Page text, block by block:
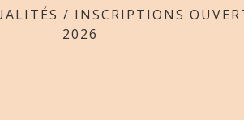
/ INSCRIPTIONS
2026